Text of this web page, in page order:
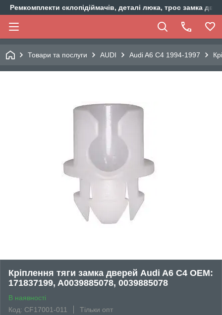
Ремкомплекти склопідіймачів, деталі люка, трос замка
Товари та послуги AUDI Audi A6 C4 1994-1997
Кріплення тяги замка дверей Audi A6 C4 OEM:
171837199, A0039885078, 0039885078
В наявності
Код: CF17001-011
Тільки опт